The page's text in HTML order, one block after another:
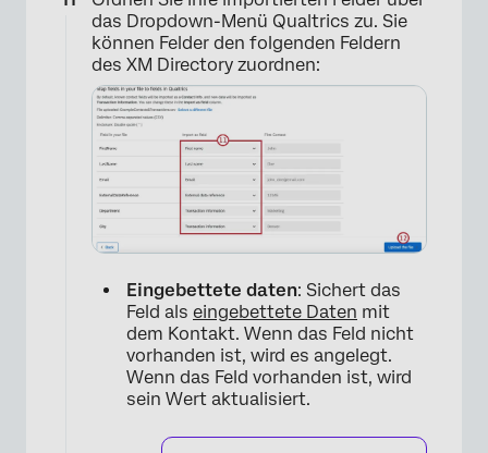
×
das Dropdown-Menü Qualtrics zu. Sie
können Felder den folgenden Feldern
des XM Directory zuordnen:
Eingebettete daten: Sichert das
Feld als eingebettete Daten mit
dem Kontakt. Wenn das Feld nicht
vorhanden ist, wird es angelegt.
Wenn das Feld vorhanden ist, wird
sein Wert aktualisiert.